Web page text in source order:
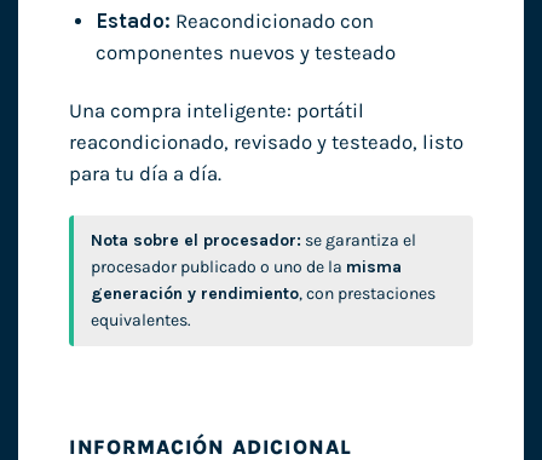
Estado: Reacondicionado con
componentes nuevos y testeado
Una compra inteligente: portátil
reacondicionado, revisado y testeado, listo
para tu día a día.
Nota sobre el procesador: se garantiza el
procesador publicado o uno de la misma
generación y rendimiento, con prestaciones
equivalentes.
INFORMACIÓN ADICIONAL